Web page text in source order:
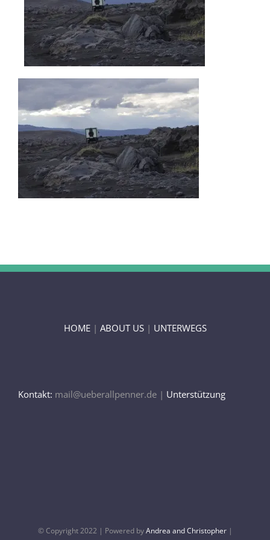
IMPRESSUM
UNTERWEGS
FAHRZEUG UND TECHNIK
WISSENSWERTES
ÜBER UNS
HOME| ABOUT US| UNTERWEGS
Kontakt: mail@ueberallpenner.de | Unterstützung
© Copyright 2022 | Powered byAndrea and Christopher|